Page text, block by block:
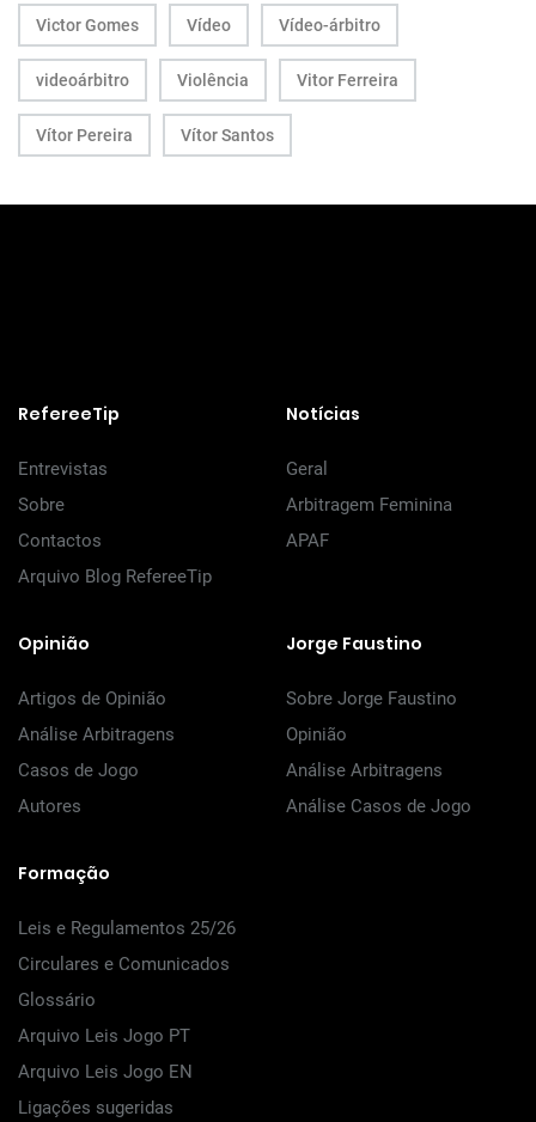
Victor Gomes Vídeo Vídeo-árbitro
videoárbitro Violência Vitor Ferreira
Vítor Pereira Vítor Santos
RefereeTip
Entrevistas
Sobre
Contactos
Arquivo Blog RefereeTip
Notícias
Geral
Arbitragem Feminina
APAF
Opinião
Artigos de Opinião
Análise Arbitragens
Casos de Jogo
Autores
Jorge Faustino
Sobre Jorge Faustino
Opinião
Análise Arbitragens
Análise Casos de Jogo
Formação
Leis e Regulamentos 25/26
Circulares e Comunicados
Glossário
Arquivo Leis Jogo PT
Arquivo Leis Jogo EN
Ligações sugeridas